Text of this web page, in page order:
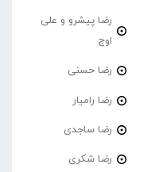
رضا پیشرو و علی
اوج
رضا حسنی
رضا رامیار
رضا ساجدی
رضا شکری